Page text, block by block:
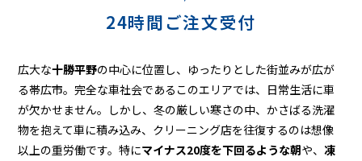
24時間ご注文受付
広大な十勝平野の中心に位置し、ゆったりとした街並みが広が
る帯広市。完全な車社会であるこのエリアでは、日常生活に車
が欠かせません。しかし、冬の厳しい寒さの中、かさばる洗濯
物を抱えて車に積み込み、クリーニング店を往復するのは想像
以上の重労働です。特にマイナス20度を下回るような朝や、 凍